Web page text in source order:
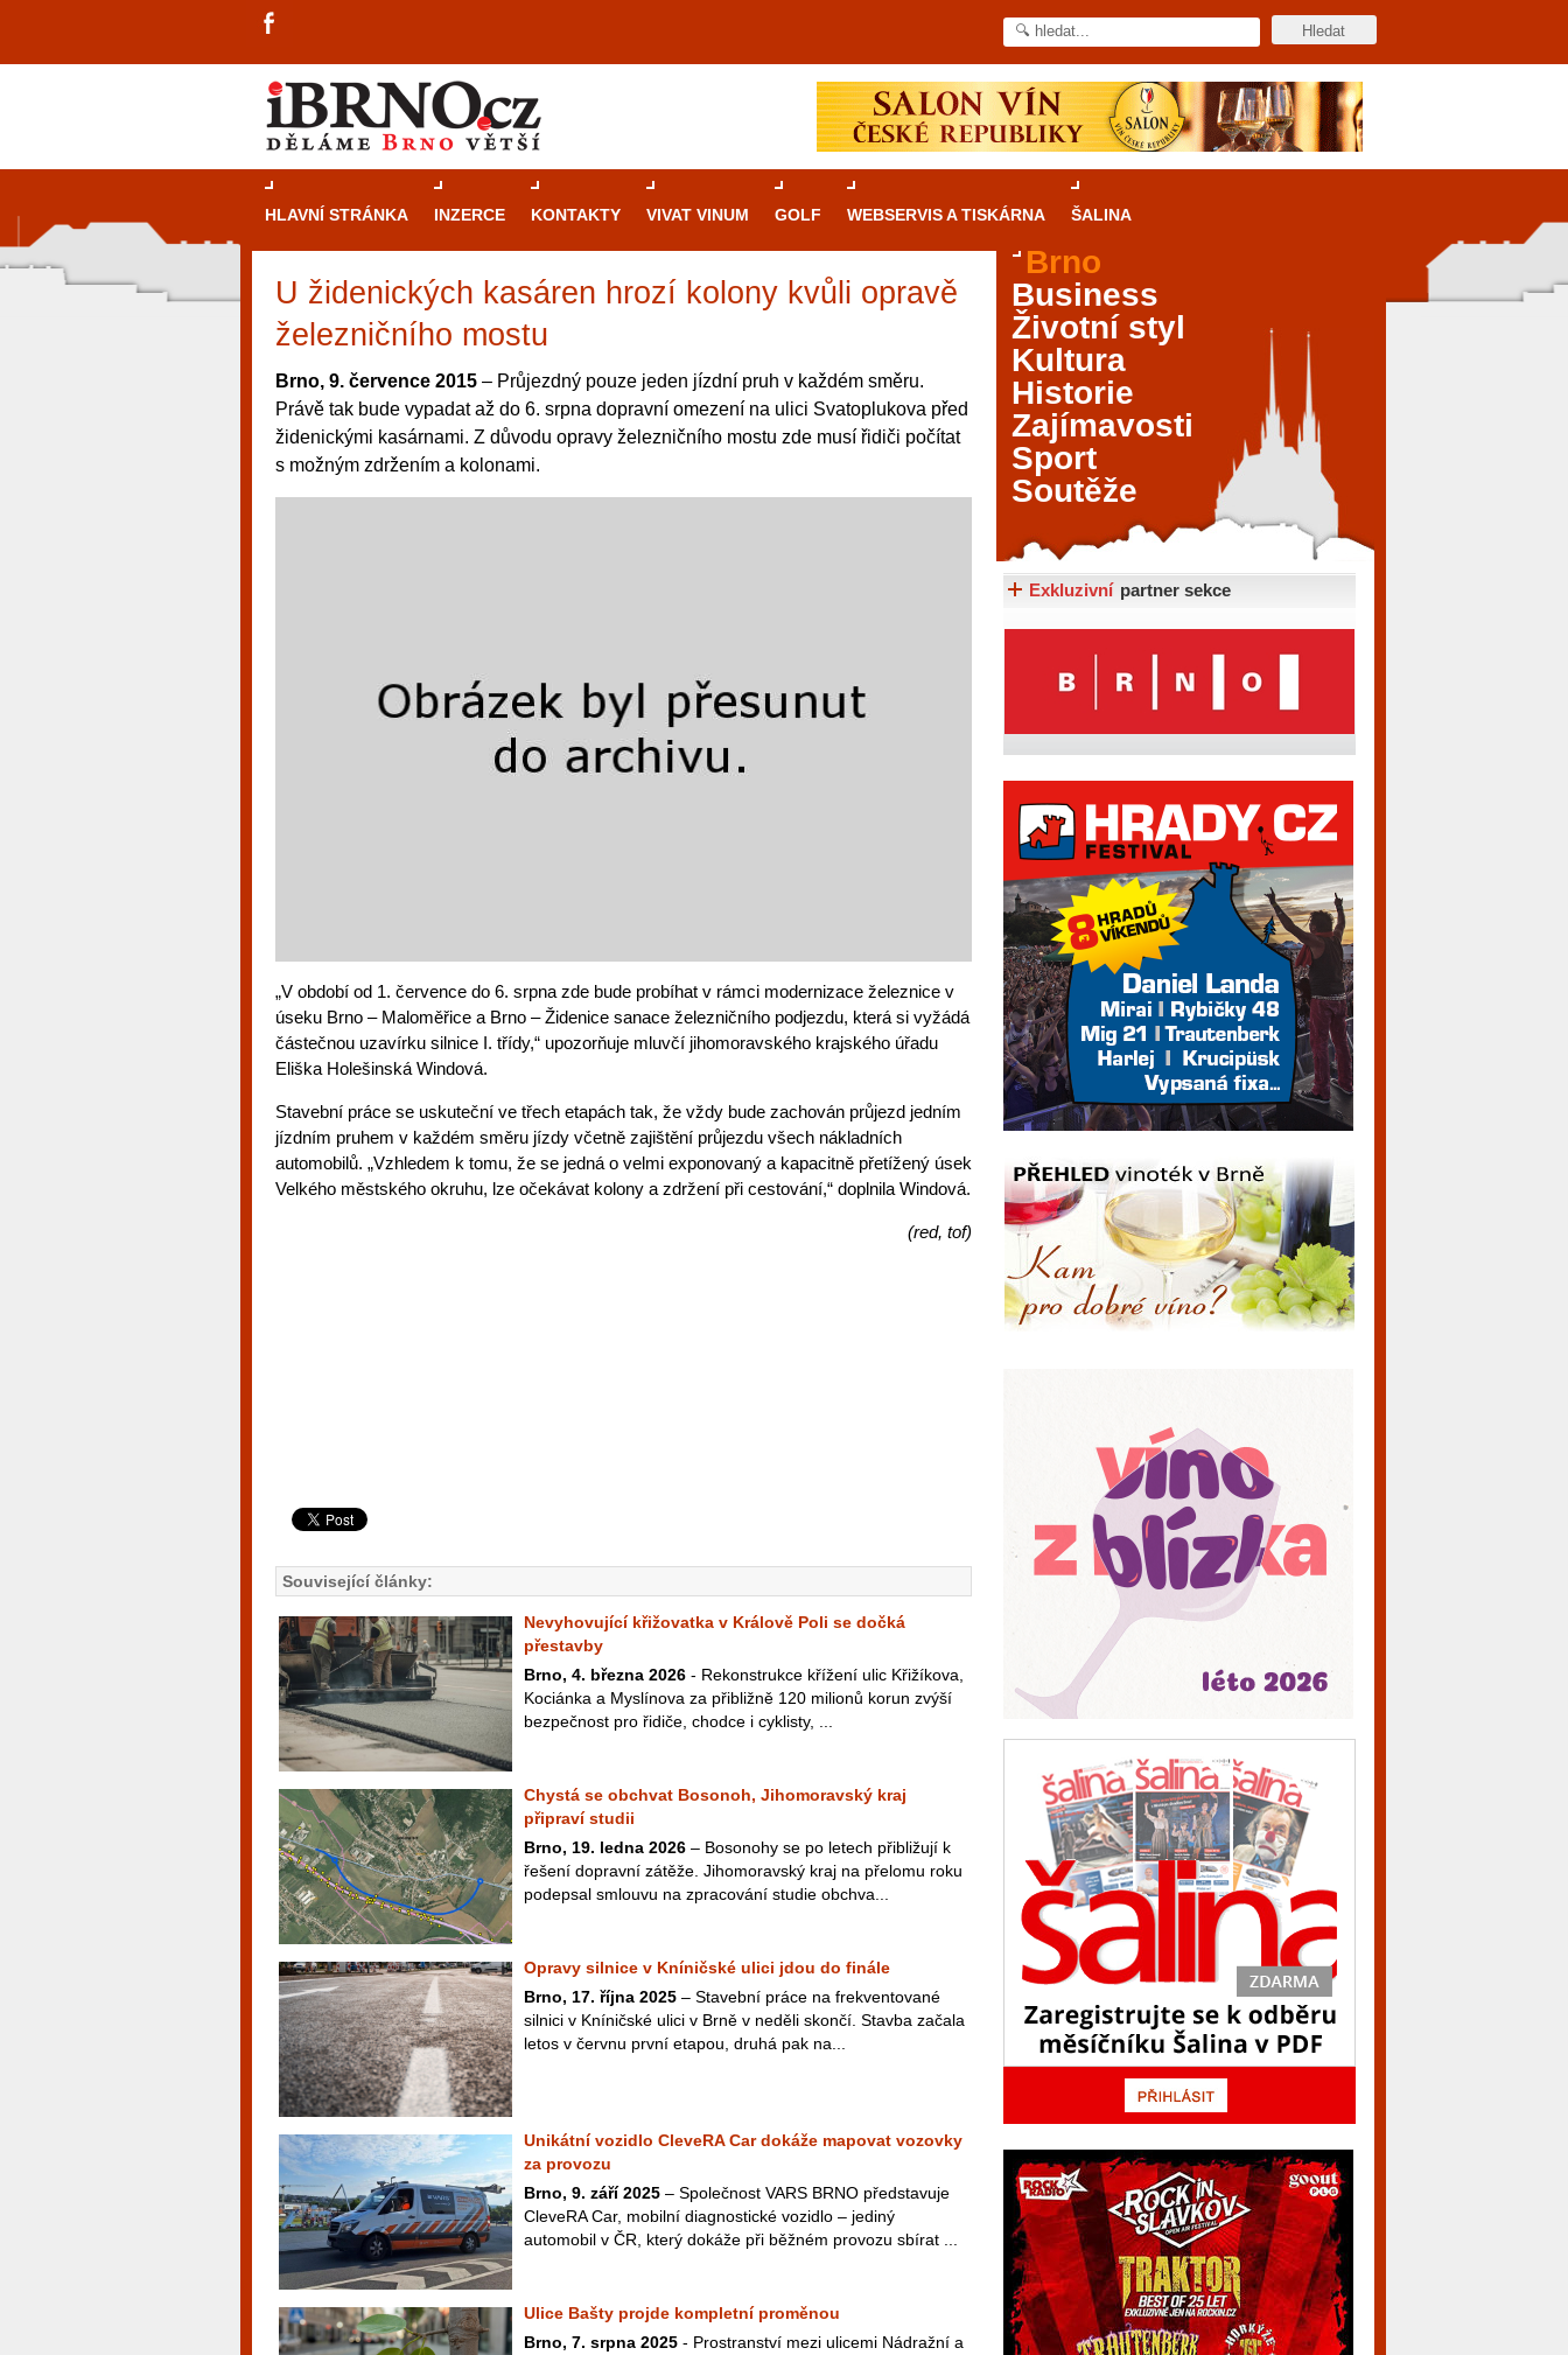
HLAVNÍ STRÁNKA INZERCE KONTAKTY VIVAT VINUM GOLF WEBSERVIS A TISKÁRNA ŠALINA
U židenických kasáren hrozí kolony kvůli opravě
železničního mostu
Brno, 9. července 2015 – Průjezdný pouze jeden jízdní pruh v každém směru.
Právě tak bude vypadat až do 6. srpna dopravní omezení na ulici Svatoplukova před
židenickými kasárnami. Z důvodu opravy železničního mostu zde musí řidiči počítat
s možným zdržením a kolonami.
„V období od 1. července do 6. srpna zde bude probíhat v rámci modernizace železnice v
úseku Brno – Maloměřice a Brno – Židenice sanace železničního podjezdu, která si vyžádá
částečnou uzavírku silnice I. třídy,“ upozorňuje mluvčí jihomoravského krajského úřadu
Eliška Holešinská Windová.
Stavební práce se uskuteční ve třech etapách tak, že vždy bude zachován průjezd jedním
jízdním pruhem v každém směru jízdy včetně zajištění průjezdu všech nákladních
automobilů. „Vzhledem k tomu, že se jedná o velmi exponovaný a kapacitně přetížený úsek
Velkého městského okruhu, lze očekávat kolony a zdržení při cestování,“ doplnila Windová.
(red, tof)
Související články:
Nevyhovující křižovatka v Králově Poli se dočká
přestavby
Brno, 4. března 2026 - Rekonstrukce křížení ulic Křižíkova,
Kociánka a Myslínova za přibližně 120 milionů korun zvýší
bezpečnost pro řidiče, chodce i cyklisty, ...
Chystá se obchvat Bosonoh, Jihomoravský kraj
připraví studii
Brno, 19. ledna 2026 – Bosonohy se po letech přibližují k
řešení dopravní zátěže. Jihomoravský kraj na přelomu roku
podepsal smlouvu na zpracování studie obchva...
Opravy silnice v Kníničské ulici jdou do finále
Brno, 17. října 2025 – Stavební práce na frekventované
silnici v Kníničské ulici v Brně v neděli skončí. Stavba začala
letos v červnu první etapou, druhá pak na...
Unikátní vozidlo CleveRA Car dokáže mapovat vozovky
za provozu
Brno, 9. září 2025 – Společnost VARS BRNO představuje
CleveRA Car, mobilní diagnostické vozidlo – jediný
automobil v ČR, který dokáže při běžném provozu sbírat ...
Ulice Bašty projde kompletní proměnou
Brno, 7. srpna 2025 - Prostranství mezi ulicemi Nádražní a
Průvodce
kasinovými hrami v Brně: Od
Brno je městem známým pro zajímavé památky, skvělé
restaurace, divadla a univerzity. Mimo jiné je ale také
místem, kde si můžete legálně a bezpečně vyzkoušet
různé kasinové hry. V neustále kvetoucí moravské
Brno
Business
Životní styl
Kultura
Historie
Zajímavosti
Sport
Soutěže
Exkluzivní partner sekce